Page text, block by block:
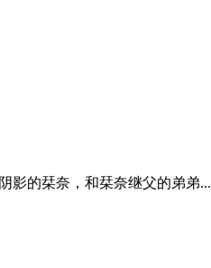
影的栞奈，和栞奈继父的弟弟...